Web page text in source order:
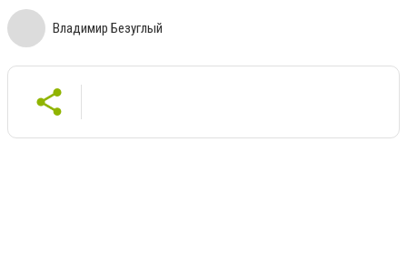
Владимир Безуглый